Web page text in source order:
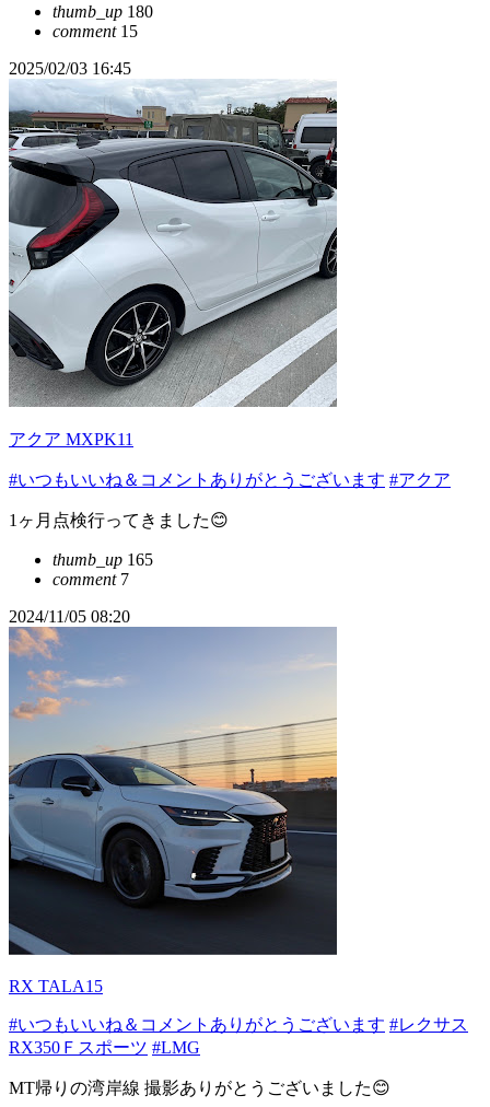
thumb_up 180
comment15
2025/02/03 16:45
アクア MXPK11
#いつもいいね＆コメントありがとうございます #アクア
1ヶ月点検行ってきました😊
thumb_up 165
comment7
2024/11/05 08:20
RX TALA15
#いつもいいね＆コメントありがとうございます #レクサス
RX350Ｆスポーツ #LMG
MT帰りの湾岸線 撮影ありがとうございました😊